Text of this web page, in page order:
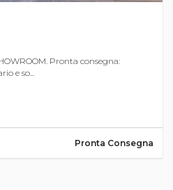
Pronta consegna:
e so...
Pronta Consegna